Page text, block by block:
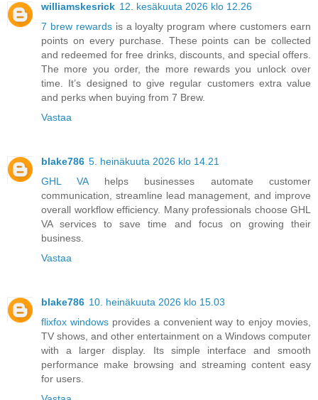
williamskesrick 12. kesäkuuta 2026 klo 12.26
7 brew rewardsis a loyalty program where customers earn
points on every purchase. These points can be collected
and redeemed for free drinks, discounts, and special offers.
The more you order, the more rewards you unlock over
time. It’s designed to give regular customers extra value
and perks when buying from 7 Brew.
Vastaa
blake786 5. heinäkuuta 2026 klo 14.21
GHL VAhelps businesses automate customer
communication, streamline lead management, and improve
overall workflow efficiency. Many professionals choose GHL
VA services to save time and focus on growing their
business.
Vastaa
blake786 10. heinäkuuta 2026 klo 15.03
flixfox windowsprovides a convenient way to enjoy movies,
TV shows, and other entertainment on a Windows computer
with a larger display. Its simple interface and smooth
performance make browsing and streaming content easy
for users.